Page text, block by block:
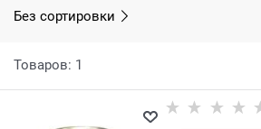
Без сортировки
Товаров: 1